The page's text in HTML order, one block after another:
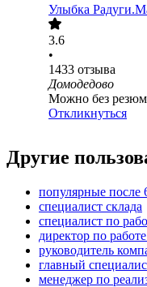
Улыбка
3.6
•
1433 отзыва
Домодедово
Можно без
Откликнуться
Другие
популярные после
специалист склада
специалист по
директор по
руководитель
главный
менеджер по